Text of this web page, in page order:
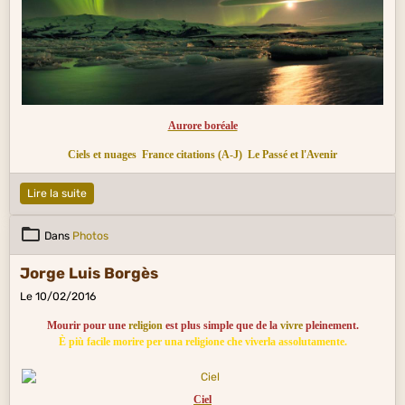
Aurore boréale
Ciels et nuages France citations (A-J) Le Passé et l'Avenir
Lire la suite
Dans Photos
Jorge Luis Borgès
Le 10/02/2016
Mourir pour une religionest plus simple que de la vivrepleinement.
È più facile morire per una religione che viverla assolutamente.
Ciel